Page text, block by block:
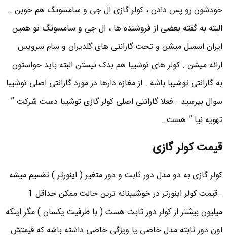
خودشون رو پس دادن ، کولر گازی ال جی و سامسونگ هم خوبن .
البته به گفته بعضی از فروشنده ها ، ال جی و سامسونگ تو همین
ایران اسمبل میشن و تحت گارانتی های گلدیران و سام سرویس
ارائه میشن . کولر های توشیبا هم بدک نیستن البته باید حواستون
به گارانتی توشیبا باشه . از مغازه دارها در مورد گارانتی اصلی توشیبا
سوال بپرسید . فعلا گارانتی اصلی کولر گازی توشیبا دست شرکت ”
تهویه نیا ” هست .
قیمت کولر گازی
کولر گازی به دو مدل دور ثابت و دور متغیر ( اینورتر ) تقسیم میشه
. قیمت کولر اینورتر در خوشبینانه ترین حالت ممکن حداقل 1
میلیون بیشتر از کولر دور ثابت هست ( با ظرفیت یکسان ) مگر اینکه
اون دور ثابته مدل خاصی یا ویژگی خاصی داشته باشه که قیمتش